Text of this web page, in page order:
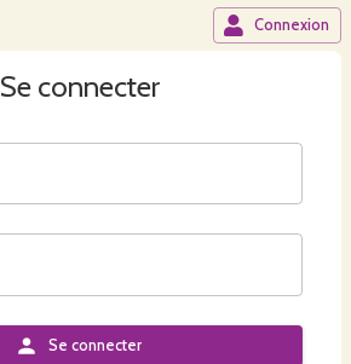
Connexion
Se connecter
Se connecter